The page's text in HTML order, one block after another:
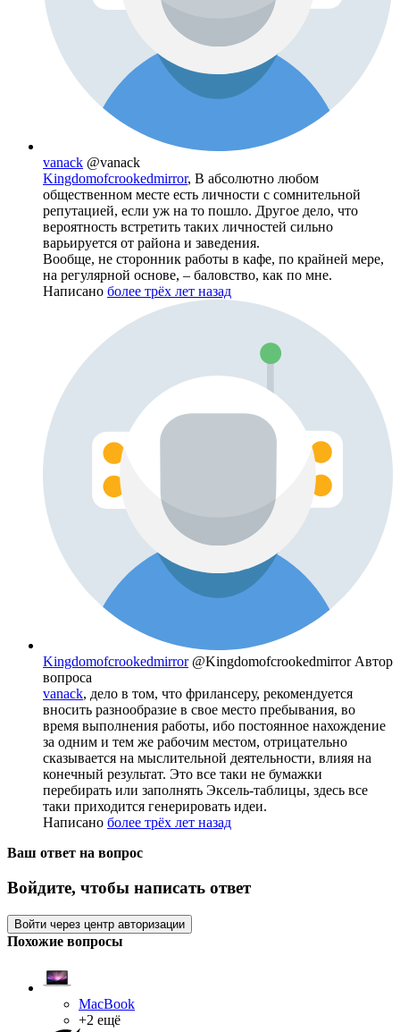
vanack @vanack
Kingdomofcrookedmirror, В абсолютно любом
общественном месте есть личности с сомнительной
репутацией, если уж на то пошло. Другое дело, что
вероятность встретить таких личностей сильно
варьируется от района и заведения.
Вообще, не сторонник работы в кафе, по крайней мере,
на регулярной основе, – баловство, как по мне.
Написано более трёх лет назад
Kingdomofcrookedmirror @Kingdomofcrookedmirror Автор
вопроса
vanack, дело в том, что фрилансеру, рекомендуется
вносить разнообразие в свое место пребывания, во
время выполнения работы, ибо постоянное нахождение
за одним и тем же рабочим местом, отрицательно
сказывается на мыслительной деятельности, влияя на
конечный результат. Это все таки не бумажки
перебирать или заполнять Эксель-таблицы, здесь все
таки приходится генерировать идеи.
Написано более трёх лет назад
Ваш ответ на вопрос
Войдите, чтобы написать ответ
Войти через центр авторизации
Похожие вопросы
MacBook
+2 ещё